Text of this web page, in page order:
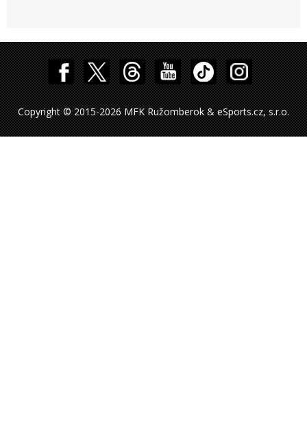
Copyright © 2015-2026 MFK Ružomberok & eSports.cz, s.r.o.